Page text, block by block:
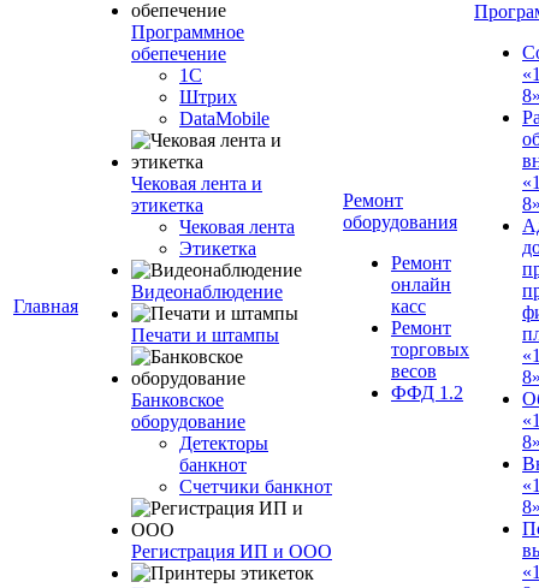
Главная
Программное
обепечение
1С
Штрих
DataMobile
Чековая лента и
этикетка
Чековая лента
Этикетка
Видеонаблюдение
Печати и штампы
Банковское
оборудование
Детекторы
банкнот
Счетчики банкнот
Регистрация ИП и ООО
Ремонт
оборудования
Ремонт
онлайн
касс
Ремонт
торговых
весов
ФФД 1.2